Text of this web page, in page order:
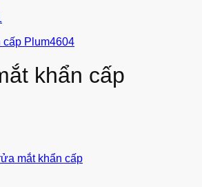
khẩn cấp
mắt khẩn cấp